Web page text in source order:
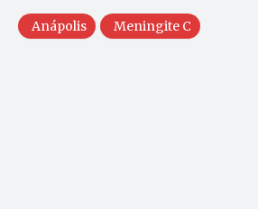
Anápolis Meningite C